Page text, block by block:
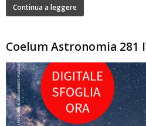
Continua a leggere
Coelum Astronomia 281